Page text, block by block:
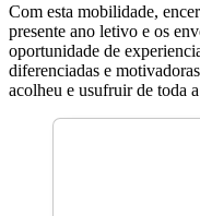
Com esta mobilidade,
presente ano letivo e os
oportunidade de
diferenciadas e
acolheu e usufruir de toda